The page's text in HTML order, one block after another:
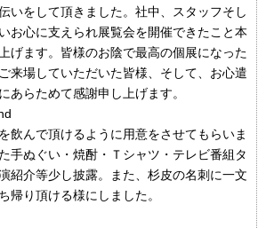
いをして頂きました。社中、スタッフそし
お心に支えられ展覧会を開催できたこと本
げます。皆様のお陰で最高の個展になった
来場していただいた皆様、そして、お心遣
あらためて感謝申し上げます。
飲んで頂けるように用意をさせてもらいま
手ぬぐい・焼酎・Ｔシャツ・テレビ番組タ
紹介等少し披露。また、杉皮の名刺に一文
帰り頂ける様にしました。